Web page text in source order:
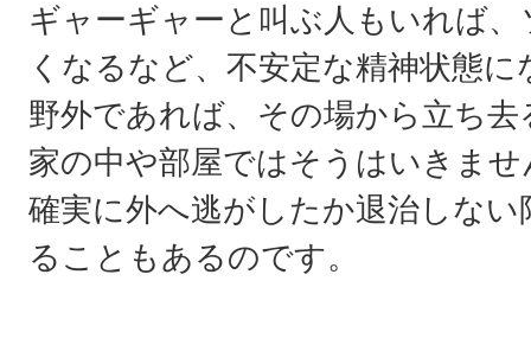
ギャーギャーと叫ぶ人もいれば
くなるなど、不安定な精神状態に
野外であれば、その場から立ち
家の中や部屋ではそうはいきませ
確実に外へ逃がしたか退治しな
ることもあるのです。